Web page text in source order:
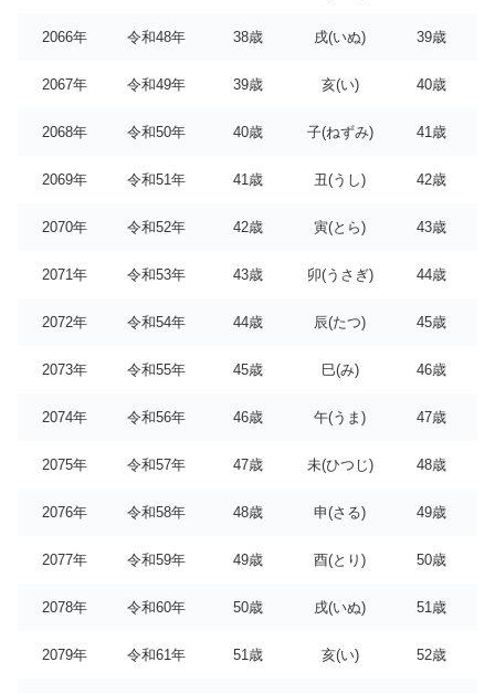
2066年 令和48年 38歳 戌(いぬ) 39歳
2067年 令和49年 39歳 亥(い) 40歳
2068年 令和50年 40歳 子(ねずみ) 41歳
2069年 令和51年 41歳 丑(うし) 42歳
2070年 令和52年 42歳 寅(とら) 43歳
2071年 令和53年 43歳 卯(うさぎ) 44歳
2072年 令和54年 44歳 辰(たつ) 45歳
2073年 令和55年 45歳 巳(み) 46歳
2074年 令和56年 46歳 午(うま) 47歳
2075年 令和57年 47歳 未(ひつじ) 48歳
2076年 令和58年 48歳 申(さる) 49歳
2077年 令和59年 49歳 酉(とり) 50歳
2078年 令和60年 50歳 戌(いぬ) 51歳
2079年 令和61年 51歳 亥(い) 52歳